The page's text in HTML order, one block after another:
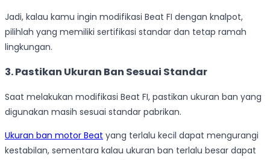
Jadi, kalau kamu ingin modifikasi Beat FI dengan knalpot,
pilihlah yang memiliki sertifikasi standar dan tetap ramah
lingkungan.
3. Pastikan Ukuran Ban Sesuai Standar
Saat melakukan modifikasi Beat FI, pastikan ukuran ban yang
digunakan masih sesuai standar pabrikan.
Ukuran ban motor Beat yang terlalu kecil dapat mengurangi
kestabilan, sementara kalau ukuran ban terlalu besar dapat